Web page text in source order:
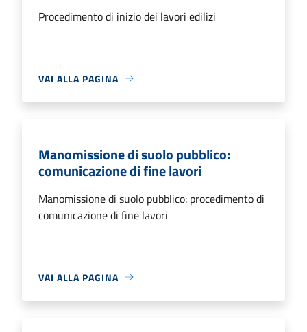
Procedimento di inizio dei lavori edilizi
VAI ALLA PAGINA
Manomissione di suolo pubblico:
comunicazione di fine lavori
Manomissione di suolo pubblico: procedimento di
comunicazione di fine lavori
VAI ALLA PAGINA